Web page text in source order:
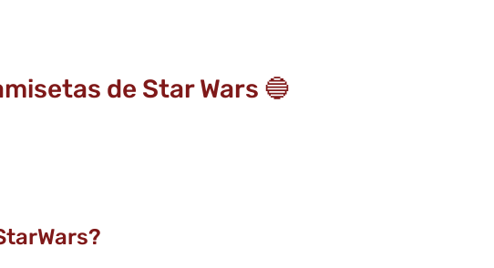
de Star Wars 🔵